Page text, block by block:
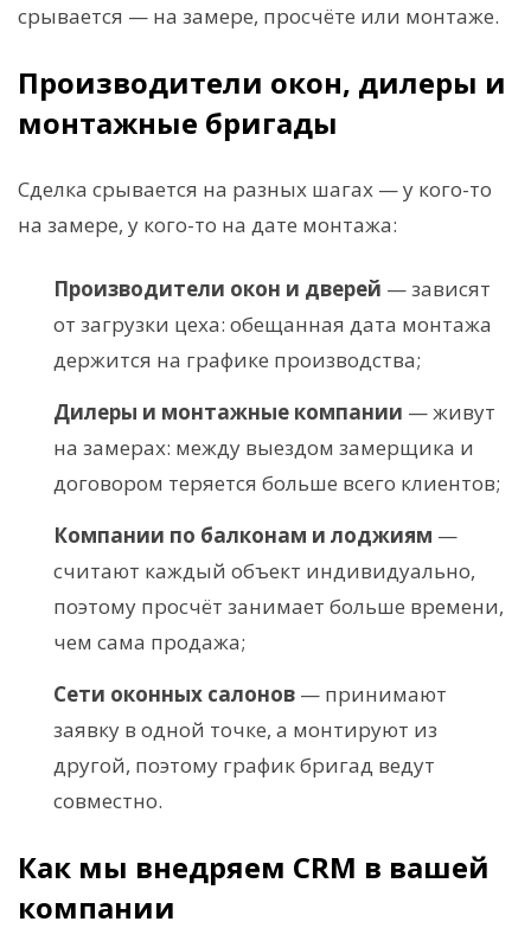
срывается — на замере, просчёте или монтаже.
Производители окон, дилеры и
монтажные бригады
Сделка срывается на разных шагах — у кого-то
на замере, у кого-то на дате монтажа:
Производители окон и дверей — зависят
от загрузки цеха: обещанная дата монтажа
держится на графике производства;
Дилеры и монтажные компании — живут
на замерах: между выездом замерщика и
договором теряется больше всего клиентов;
Компании по балконам и лоджиям —
считают каждый объект индивидуально,
поэтому просчёт занимает больше времени,
чем сама продажа;
Сети оконных салонов — принимают
заявку в одной точке, а монтируют из
другой, поэтому график бригад ведут
совместно.
Как мы внедряем CRM в вашей
компании